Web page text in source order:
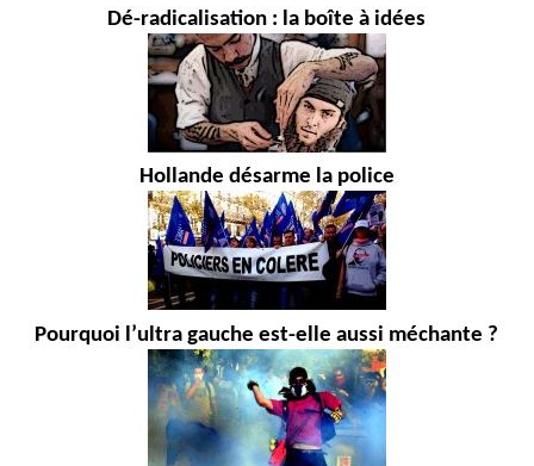
Dé-radicalisation : la boîte à idées
Hollande désarme la police
Pourquoi l’ultra gauche est-elle aussi méchante ?